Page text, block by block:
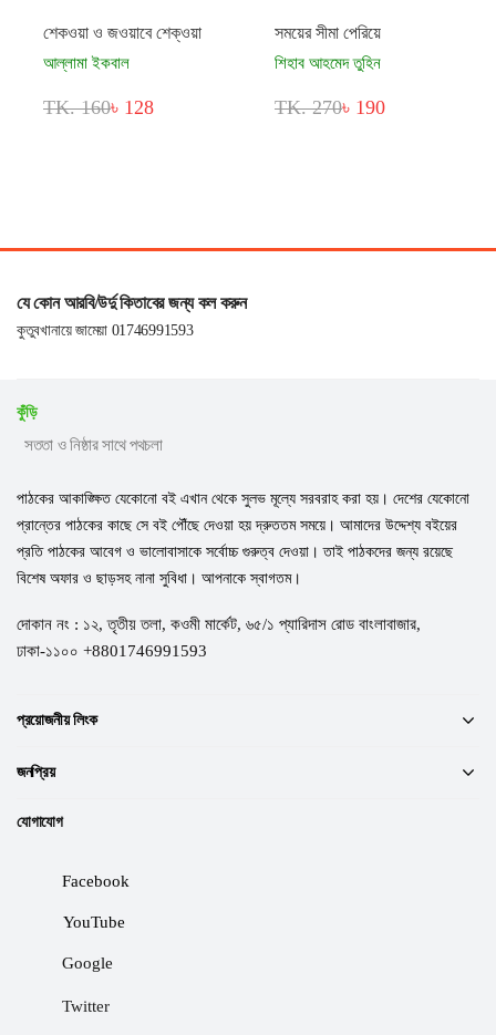
শেকওয়া ও জওয়াবে শেক্ওয়া
আল্লামা ইকবাল
TK. 160৳ 128
সময়ের সীমা পেরিয়ে
শিহাব আহমেদ তুহিন
TK. 270৳ 190
যে কোন আরবি/উর্দু কিতাবের জন্য কল করুন
কুতুবখানায়ে জামেয়া 01746991593
কুঁড়ি
সততা ও নিষ্ঠার সাথে পথচলা
পাঠকের আকাঙ্ক্ষিত যেকোনো বই এখান থেকে সুলভ মূল্যে সরবরাহ করা হয়। দেশের যেকোনো
প্রান্তের পাঠকের কাছে সে বই পৌঁছে দেওয়া হয় দ্রুততম সময়ে। আমাদের উদ্দেশ্য বইয়ের
প্রতি পাঠকের আবেগ ও ভালোবাসাকে সর্বোচ্চ গুরুত্ব দেওয়া। তাই পাঠকদের জন্য রয়েছে
বিশেষ অফার ও ছাড়সহ নানা সুবিধা। আপনাকে স্বাগতম।
দোকান নং : ১২, তৃতীয় তলা, কওমী মার্কেট, ৬৫/১ প্যারিদাস রোড বাংলাবাজার,
ঢাকা-১১০০ +8801746991593
প্রয়োজনীয় লিংক
জনপ্রিয়
যোগাযোগ
Facebook
YouTube
Google
Twitter